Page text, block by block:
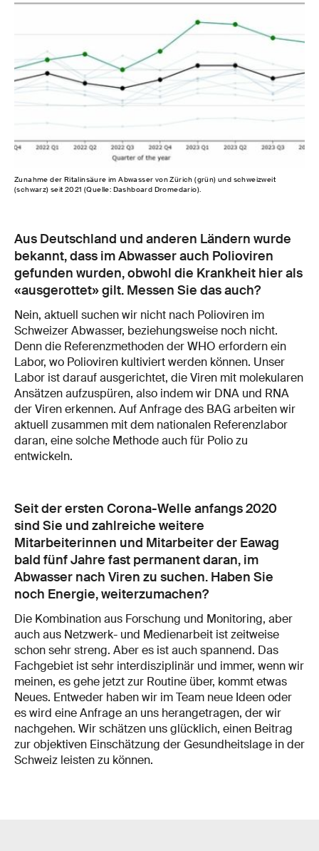
Zunahme der Ritalinsäure im Abwasser von Zürich (grün) und schweizweit
(schwarz) seit 2021 (Quelle: Dashboard Dromedario).
Aus Deutschland und anderen Ländern wurde
bekannt, dass im Abwasser auch Polioviren
gefunden wurden, obwohl die Krankheit hier als
«ausgerottet» gilt. Messen Sie das auch?
Nein, aktuell suchen wir nicht nach Polioviren im
Schweizer Abwasser, beziehungsweise noch nicht.
Denn die Referenzmethoden der WHO erfordern ein
Labor, wo Polioviren kultiviert werden können. Unser
Labor ist darauf ausgerichtet, die Viren mit molekularen
Ansätzen aufzuspüren, also indem wir DNA und RNA
der Viren erkennen. Auf Anfrage des BAG arbeiten wir
aktuell zusammen mit dem nationalen Referenzlabor
daran, eine solche Methode auch für Polio zu
entwickeln.
Seit der ersten Corona-Welle anfangs 2020
sind Sie und zahlreiche weitere
Mitarbeiterinnen und Mitarbeiter der Eawag
bald fünf Jahre fast permanent daran, im
Abwasser nach Viren zu suchen. Haben Sie
noch Energie, weiterzumachen?
Die Kombination aus Forschung und Monitoring, aber
auch aus Netzwerk- und Medienarbeit ist zeitweise
schon sehr streng. Aber es ist auch spannend. Das
Fachgebiet ist sehr interdisziplinär und immer, wenn wir
meinen, es gehe jetzt zur Routine über, kommt etwas
Neues. Entweder haben wir im Team neue Ideen oder
es wird eine Anfrage an uns herangetragen, der wir
nachgehen. Wir schätzen uns glücklich, einen Beitrag
zur objektiven Einschätzung der Gesundheitslage in der
Schweiz leisten zu können.